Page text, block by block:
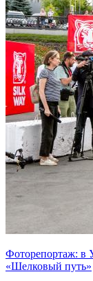
Фоторепортаж: в
«Шелковый путь»